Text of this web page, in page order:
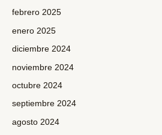
febrero 2025
enero 2025
diciembre 2024
noviembre 2024
octubre 2024
septiembre 2024
agosto 2024